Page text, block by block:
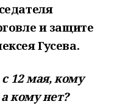
и защите
Гусева.
12 мая, кому
кому нет?